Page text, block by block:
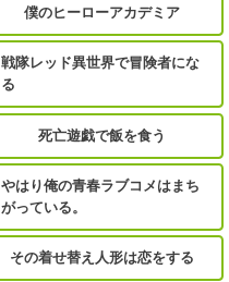
僕のヒーローアカデミア
戦隊レッド異世界で冒険者にな
る
死亡遊戯で飯を食う
やはり俺の青春ラブコメはまち
がっている。
その着せ替え人形は恋をする